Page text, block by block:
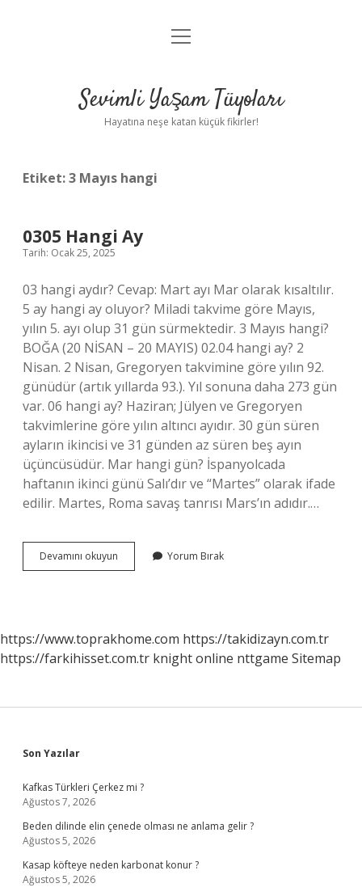
Anasayfa
Yasal Uyarı
menüyü
Sevimli Yaşam Tüyoları
Hayatına neşe katan küçük fikirler!
Etiket:3 Mayıs hangi
0305 Hangi Ay
Tarih: Ocak 25, 2025
03 hangi aydır? Cevap: Mart ayı Mar olarak kısaltılır.
5 ay hangi ay oluyor? Miladi takvime göre Mayıs,
yılın 5. ayı olup 31 gün sürmektedir. 3 Mayıs hangi?
BOĞA (20 NİSAN – 20 MAYIS) 02.04 hangi ay? 2
Nisan. 2 Nisan, Gregoryen takvimine göre yılın 92.
günüdür (artık yıllarda 93.). Yıl sonuna daha 273 gün
var. 06 hangi ay? Haziran; Jülyen ve Gregoryen
takvimlerine göre yılın altıncı ayıdır. 30 gün süren
ayların ikincisi ve 31 günden az süren beş ayın
üçüncüsüdür. Mar hangi gün? İspanyolcada
haftanın ikinci günü Salı’dır ve “Martes” olarak ifade
edilir. Martes, Roma savaş tanrısı Mars’ın adıdır.…
Devamını okuyun
Hangi
Yorum Bırak
https://www.toprakhome.com https://takidizayn.com.tr
https://farkihisset.com.tr knight online nttgame Sitemap
Sidebar
Son Yazılar
Kafkas Türkleri Çerkez mi ?
Ağustos 7, 2026
Beden dilinde elin çenede olması ne anlama gelir ?
Ağustos 5, 2026
Kasap köfteye neden karbonat konur ?
Ağustos 5, 2026